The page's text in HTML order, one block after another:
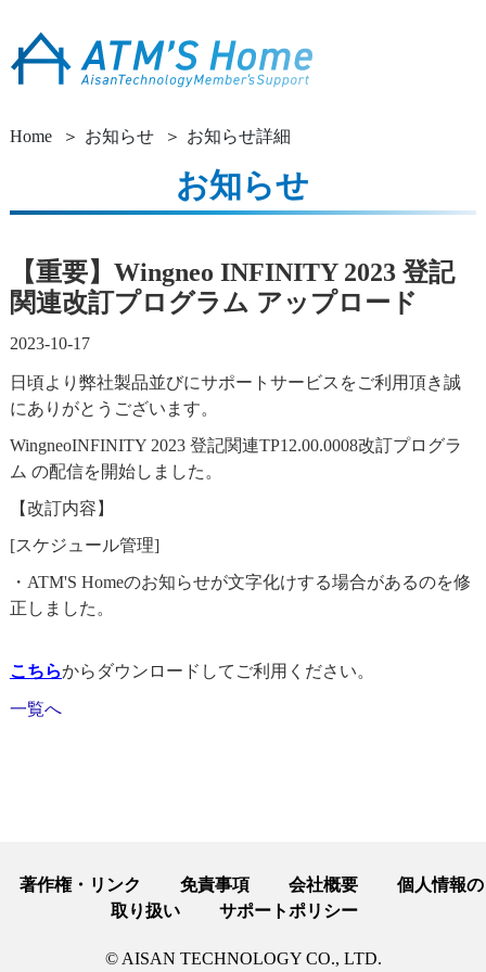
Home お知らせ お知らせ詳細
お知らせ
【重要】Wingneo INFINITY 2023 登記
関連改訂プログラム アップロード
2023-10-17
日頃より弊社製品並びにサポートサービスをご利用頂き誠
にありがとうございます。
WingneoINFINITY 2023 登記関連TP12.00.0008改訂プログラ
ム の配信を開始しました。
【改訂内容】
[スケジュール管理]
・ATM'S Homeのお知らせが文字化けする場合があるのを修
正しました。
こちらからダウンロードしてご利用ください。
一覧へ
著作権・リンク 免責事項 会社概要
個人情報の
取り扱い
サポートポリシー
© AISAN TECHNOLOGY CO., LTD.